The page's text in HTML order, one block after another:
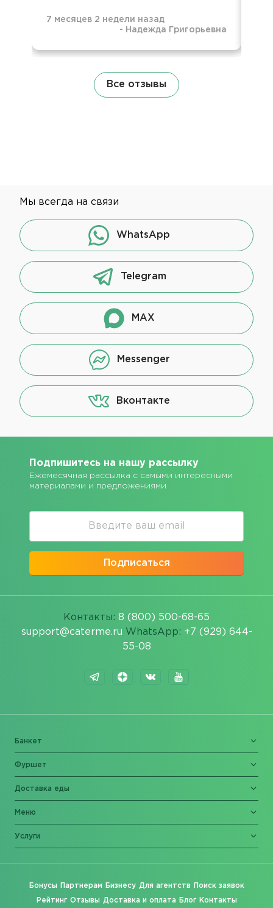
7 месяцев 2 недели назад
- Надежда Григорьевна
Все отзывы
Мы всегда на связи
WhatsApp
Telegram
MAX
Messenger
Вконтакте
Подпишитесь на нашу рассылку
Ежемесячная рассылка с самыми интересными
материалами и предложениями
Подписаться
Контакты: 8 (800) 500-68-65
support@caterme.ru WhatsApp: +7 (929) 644-
55-08
Банкет
Фуршет
Доставка еды
Меню
Услуги
Бонусы Партнерам Бизнесу Для агентств Поиск заявок
Рейтинг Отзывы Доставка и оплата Блог Контакты